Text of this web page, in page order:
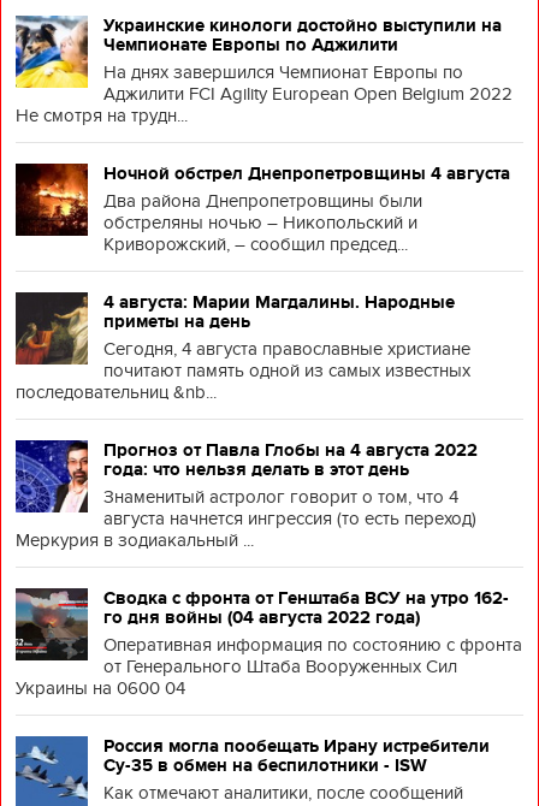
Украинские кинологи достойно выступили на
Чемпионате Европы по Аджилити
На днях завершился Чемпионат Европы по
Аджилити FCI Agility European Open Belgium 2022
Не смотря на трудн...
Ночной обстрел Днепропетровщины 4 августа
Два района Днепропетровщины были
обстреляны ночью – Никопольский и
Криворожский, – сообщил председ...
4 августа: Марии Магдалины. Народные
приметы на день
Сегодня, 4 августа православные христиане
почитают память одной из самых известных
последовательниц &nb...
Прогноз от Павла Глобы на 4 августа 2022
года: что нельзя делать в этот день
Знаменитый астролог говорит о том, что 4
августа начнется ингрессия (то есть переход)
Меркурия в зодиакальный ...
Сводка с фронта от Генштаба ВСУ на утро 162-
го дня войны (04 августа 2022 года)
Оперативная информация по состоянию с фронта
от Генерального Штаба Вооруженных Сил
Украины на 0600 04
Россия могла пообещать Ирану истребители
Су-35 в обмен на беспилотники - ISW
Как отмечают аналитики, после сообщений